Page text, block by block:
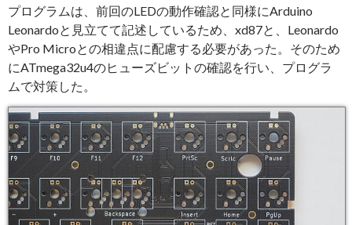
プログラムは、前回のLEDの動作確認と同様にArduino
Leonardoと見立てて記述しているため、xd87と、Leonardo
やPro Microとの相違点に配慮する必要があった。そのため
にATmega32u4のヒューズビットの確認を行い、プログラ
ムで対策した。